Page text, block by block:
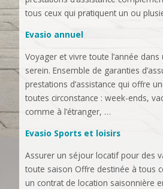
tous ceux qui pratiquent un ou
Evasio annuel
Voyager et vivre toute l’année
serein. Ensemble de garanties
prestations d’assistance qui offre
toutes circonstance : week-ends,
comme à l’étranger, …
Evasio Sports et loisirs
Assurer un séjour locatif pour des
toute saison Offre destinée à tous
un contrat de location saisonnière